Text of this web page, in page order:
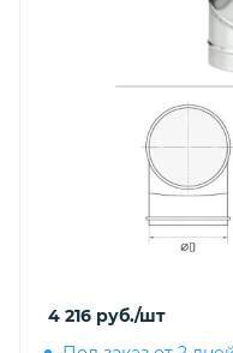
4 216 руб./шт